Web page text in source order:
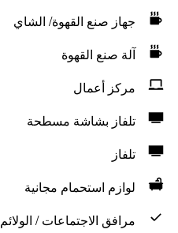
جهاز صنع القهوة/ الشاي
آلة صنع القهوة
مركز أعمال
تلفاز بشاشة مسطحة
تلفاز
لوازم استحمام مجانية
مرافق الاجتماعات / الولائم